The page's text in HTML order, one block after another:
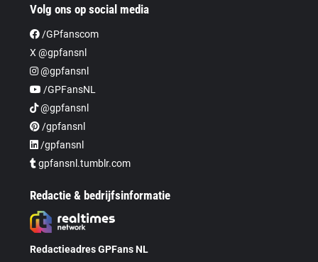
Volg ons op social media
/GPfanscom
X @gpfansnl
@gpfansnl
/GPFansNL
@gpfansnl
/gpfansnl
/gpfansnl
gpfansnl.tumblr.com
Redactie & bedrijfsinformatie
Redactieadres GPFans NL